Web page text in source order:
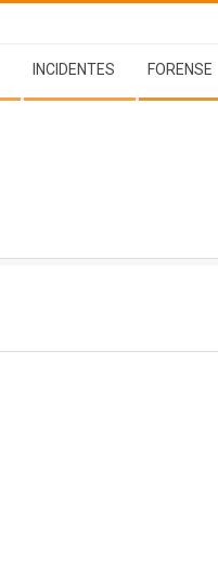
INCIDENTES FORENSE